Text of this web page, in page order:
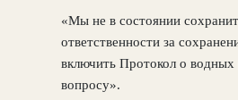
«Мы не в состоянии
ответственности за
включить Протокол о водных
вопросу».